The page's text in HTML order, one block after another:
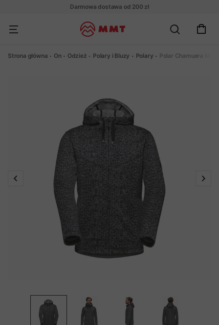
Darmowa dostawa od 200 zł
Strona główna On Odzież Polary i Bluzy Polary Polar Chamuera ML